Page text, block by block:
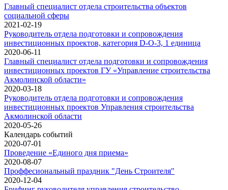
Главный специалист отдела строительства объектов
социальной сферы
2021-02-19
Руководитель отдела подготовки и сопровождения
инвестиционных проектов, категория D-О-3, 1 единица
2020-06-11
Главный специалист отдела подготовки и сопровождения
инвестиционных проектов ГУ «Управление строительства
Акмолинской области»
2020-03-18
Руководитель отдела подготовки и сопровождения
инвестиционных проектов Управления строительства
Акмолинской области
2020-05-26
Календарь событий
2020-07-01
Проведение «Единого дня приема»
2020-08-07
Проффесиональный праздник "День Строителя"
2020-12-04